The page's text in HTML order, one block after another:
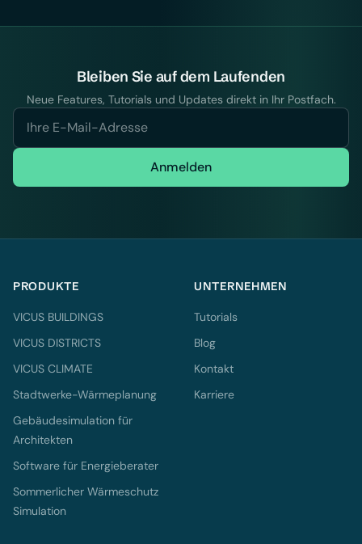
Bleiben Sie auf dem Laufenden
Neue Features, Tutorials und Updates direkt in Ihr Postfach.
Anmelden
PRODUKTE
VICUS BUILDINGS
VICUS DISTRICTS
VICUS CLIMATE
Stadtwerke-Wärmeplanung
Gebäudesimulation für
Architekten
Software für Energieberater
Sommerlicher Wärmeschutz
Simulation
UNTERNEHMEN
Tutorials
Blog
Kontakt
Karriere